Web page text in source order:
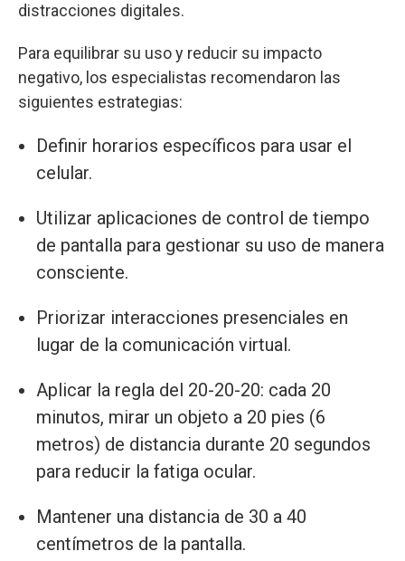
distracciones digitales.
Para equilibrar su uso y reducir su impacto
negativo, los especialistas recomendaron las
siguientes estrategias:
Definir horarios específicos para usar el
celular.
Utilizar aplicaciones de control de tiempo
de pantalla para gestionar su uso de manera
consciente.
Priorizar interacciones presenciales en
lugar de la comunicación virtual.
Aplicar la regla del 20-20-20: cada 20
minutos, mirar un objeto a 20 pies (6
metros) de distancia durante 20 segundos
para reducir la fatiga ocular.
Mantener una distancia de 30 a 40
centímetros de la pantalla.